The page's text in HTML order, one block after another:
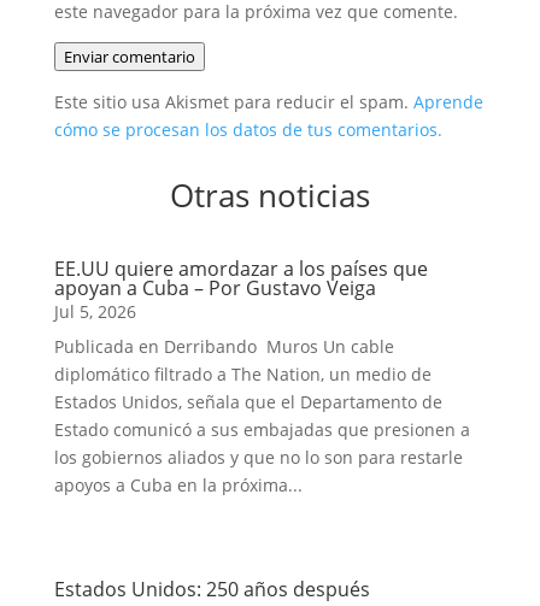
este navegador para la próxima vez que comente.
Enviar comentario
Este sitio usa Akismet para reducir el spam. Aprende
cómo se procesan los datos de tus comentarios.
Otras noticias
EE.UU quiere amordazar a los países que
apoyan a Cuba – Por Gustavo Veiga
Jul 5, 2026
Publicada en Derribando Muros Un cable
diplomático filtrado a The Nation, un medio de
Estados Unidos, señala que el Departamento de
Estado comunicó a sus embajadas que presionen a
los gobiernos aliados y que no lo son para restarle
apoyos a Cuba en la próxima...
Estados Unidos: 250 años después